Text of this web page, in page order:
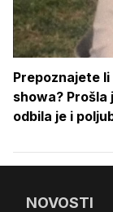
Prepoznajete
showa?
odbila je i
NOVOSTI